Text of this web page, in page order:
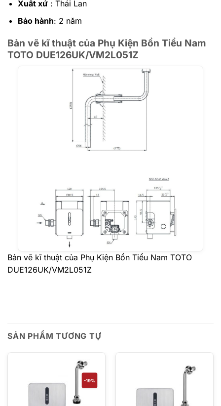
Xuất xứ: Thái Lan
Bảo hành: 2 năm
Bản vẽ kĩ thuật của Phụ Kiện Bồn Tiểu Nam
TOTO DUE126UK/VM2L051Z
Bản vẽ kĩ thuật của Phụ Kiện Bồn Tiểu Nam TOTO
DUE126UK/VM2L051Z
SẢN PHẨM TƯƠNG TỰ
-19%